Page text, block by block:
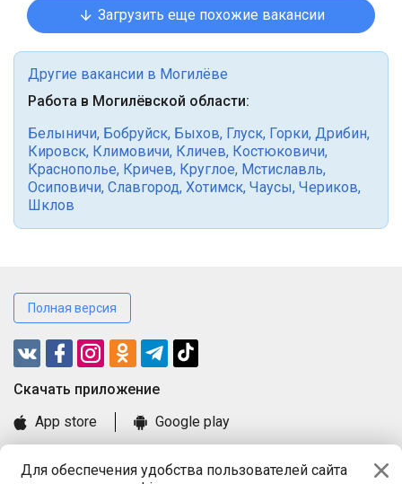
Для обеспечения удобства пользователей сайта
Загрузить еще похожие вакансии
Другие вакансии в Могилёве
Работа в Могилёвской области:
Белыничи, Бобруйск, Быхов, Глуск, Горки, Дрибин,
Кировск, Климовичи, Кличев, Костюковичи,
Краснополье, Кричев, Круглое, Мстиславль,
Осиповичи, Славгород, Хотимск, Чаусы, Чериков,
Шклов
Полная версия
Cкачать приложение
App store
Google play
Книга замечаний и предложений